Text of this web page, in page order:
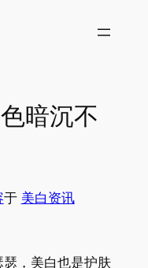
暗沉不
于 美白资讯
，美白也是护肤